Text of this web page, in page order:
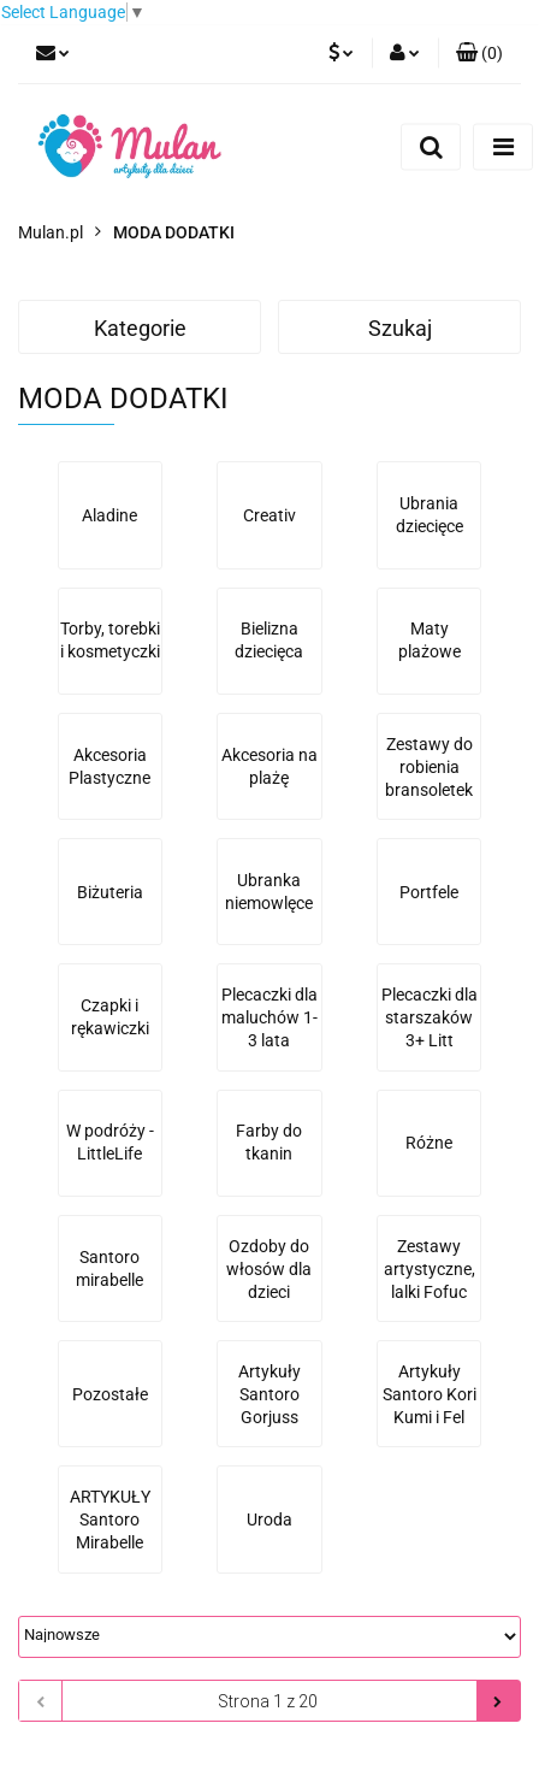
Select Language ▼
(0)
Mulan.pl MODA DODATKI
Kategorie Szukaj
MODA DODATKI
Aladine Creativ
Ubrania
dziecięce
Torby, torebki
i kosmetyczki
Bielizna
dziecięca
Maty
plażowe
Akcesoria
Plastyczne
Akcesoria na
plażę
Zestawy do
robienia
bransoletek
Biżuteria
Ubranka
niemowlęce
Portfele
Czapki i
rękawiczki
Plecaczki dla
maluchów 1-
3 lata
Plecaczki dla
starszaków
3+ Litt
W podróży -
LittleLife
Farby do
tkanin
Różne
Santoro
mirabelle
Ozdoby do
włosów dla
dzieci
Zestawy
artystyczne,
lalki Fofuc
Pozostałe
Artykuły
Santoro
Gorjuss
Artykuły
Santoro Kori
Kumi i Fel
ARTYKUŁY
Santoro
Mirabelle
Uroda